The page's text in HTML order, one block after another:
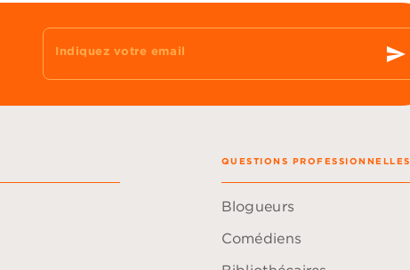
Indiquez votre email send
QUESTIONS PROFESSIONNELLES
Blogueurs
Comédiens